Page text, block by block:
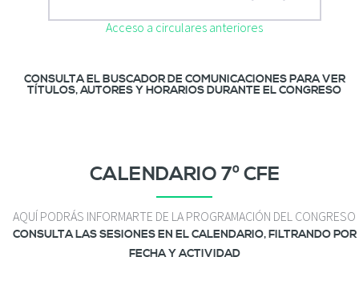
Acceso a circulares anteriores
CONSULTA EL BUSCADOR DE COMUNICACIONES PARA VER
TÍTULOS, AUTORES Y HORARIOS DURANTE EL CONGRESO
CALENDARIO 7º CFE
AQUÍ PODRÁS INFORMARTE DE LA PROGRAMACIÓN DEL CONGRESO
CONSULTA LAS SESIONES EN EL CALENDARIO, FILTRANDO POR
FECHA Y ACTIVIDAD